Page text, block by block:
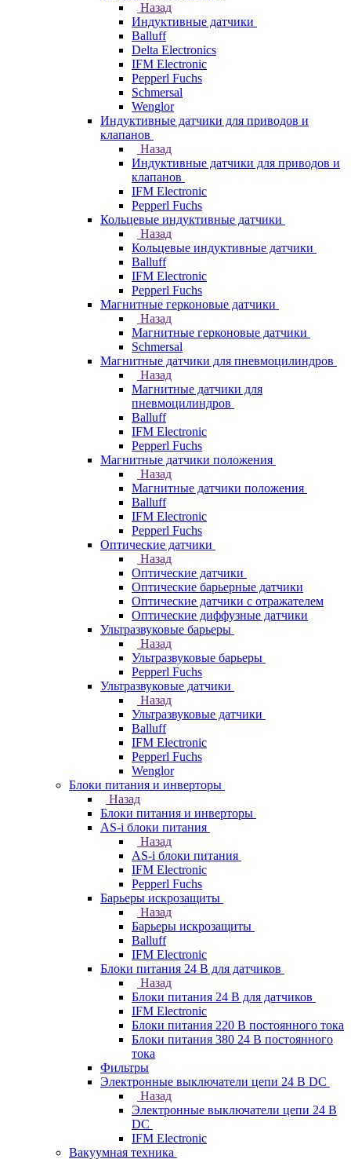
Назад
Индуктивные датчики
Balluff
Delta Electronics
IFM Electronic
Pepperl Fuchs
Schmersal
Wenglor
Индуктивные датчики для приводов и
клапанов
Назад
Индуктивные датчики для приводов и
клапанов
IFM Electronic
Pepperl Fuchs
Кольцевые индуктивные датчики
Назад
Кольцевые индуктивные датчики
Balluff
IFM Electronic
Pepperl Fuchs
Магнитные герконовые датчики
Назад
Магнитные герконовые датчики
Schmersal
Магнитные датчики для пневмоцилиндров
Назад
Магнитные датчики для
пневмоцилиндров
Balluff
IFM Electronic
Pepperl Fuchs
Магнитные датчики положения
Назад
Магнитные датчики положения
Balluff
IFM Electronic
Pepperl Fuchs
Оптические датчики
Назад
Оптические датчики
Оптические барьерные датчики
Оптические датчики с отражателем
Оптические диффузные датчики
Ультразвуковые барьеры
Назад
Ультразвуковые барьеры
Pepperl Fuchs
Ультразвуковые датчики
Назад
Ультразвуковые датчики
Balluff
IFM Electronic
Pepperl Fuchs
Wenglor
Блоки питания и инверторы
Назад
Блоки питания и инверторы
AS-i блоки питания
Назад
AS-i блоки питания
IFM Electronic
Pepperl Fuchs
Барьеры искрозащиты
Назад
Барьеры искрозащиты
Balluff
IFM Electronic
Блоки питания 24 В для датчиков
Назад
Блоки питания 24 В для датчиков
IFM Electronic
Блоки питания 220 В постоянного тока
Блоки питания 380 24 В постоянного
тока
Фильтры
Электронные выключатели цепи 24 В DC
Назад
Электронные выключатели цепи 24 В
DC
IFM Electronic
Вакуумная техника